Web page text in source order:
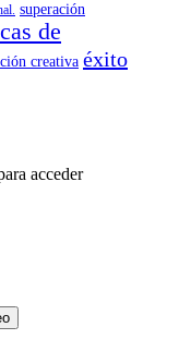
superación
de
creativa éxito
acceder